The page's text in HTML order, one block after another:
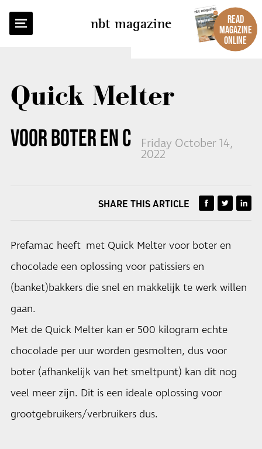
nbt magazine
READ
MAGAZINE
ONLINE
Quick Melter
VOOR BOTER EN CHOCOLADE
Friday October 14,
2022
BACK TO OVERVIEW
SHARE THIS ARTICLE
Prefamac heeft met Quick Melter voor boter en
chocolade een oplossing voor patissiers en
(banket)bakkers die snel en makkelijk te werk willen
gaan.
Met de Quick Melter kan er 500 kilogram echte
chocolade per uur worden gesmolten, dus voor
boter (afhankelijk van het smeltpunt) kan dit nog
veel meer zijn. Dit is een ideale oplossing voor
grootgebruikers/verbruikers dus.